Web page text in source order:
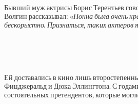
Бывший муж актрисы Борис Терентьев
Волгин рассказывал: «Нонна была очень
бескорыстно. Признаться, таких актеров
Ей доставались в кино лишь
Фицджеральд и Дюка Эллингтона. С
состоятельных претендентов, которые